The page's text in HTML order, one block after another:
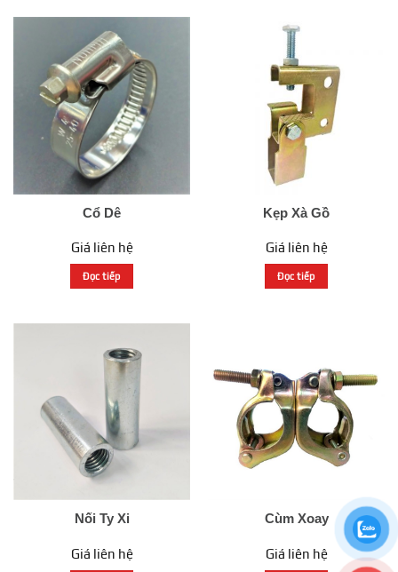
Cổ Dê
Giá liên hệ
Đọc tiếp
Kẹp Xà Gồ
Giá liên hệ
Đọc tiếp
Nối Ty Xi
Giá liên hệ
Cùm Xoay
Giá liên hệ